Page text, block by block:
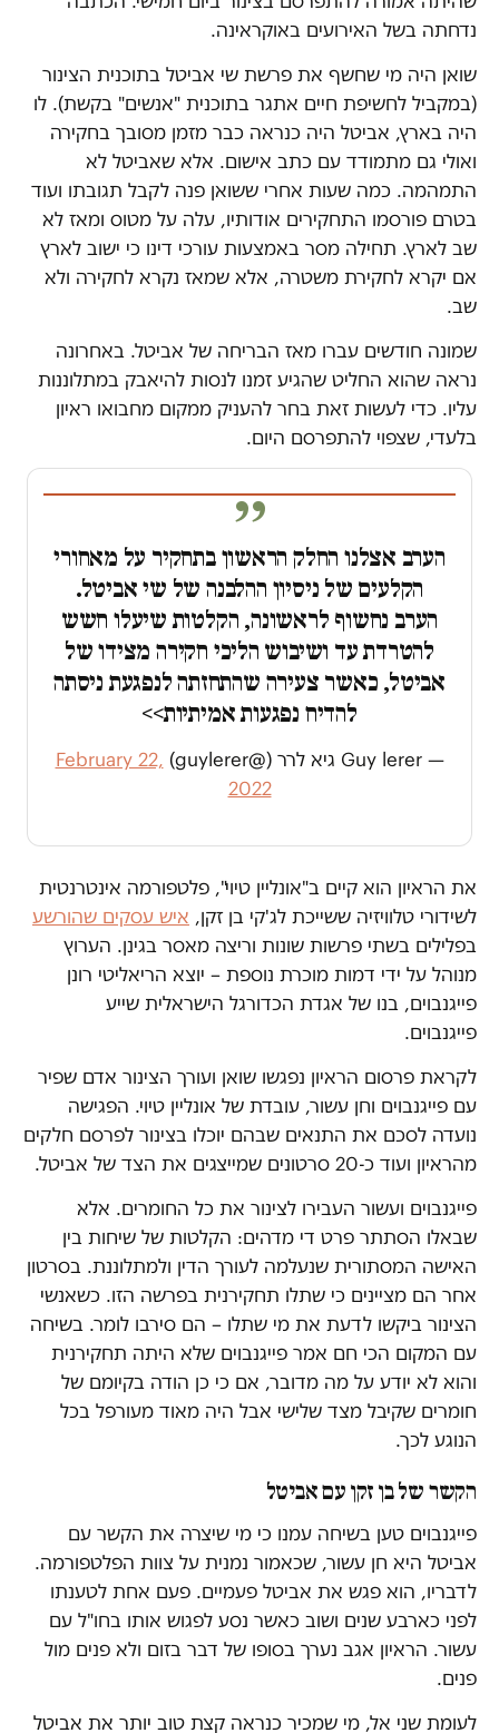
נדחתה בשל האירועים באוקראינה.
שואן היה מי שחשף את פרשת שי אביטל בתוכנית הצינור
(במקביל לחשיפת חיים אתגר בתוכנית "אנשים" בקשת). לו
היה בארץ, אביטל היה כנראה כבר מזמן מסובך בחקירה
ואולי גם מתמודד עם כתב אישום. אלא שאביטל לא
התמהמה. כמה שעות אחרי ששואן פנה לקבל תגובתו ועוד
בטרם פורסמו התחקירים אודותיו, עלה על מטוס ומאז לא
שב לארץ. תחילה מסר באמצעות עורכי דינו כי ישוב לארץ
אם יקרא לחקירת משטרה, אלא שמאז נקרא לחקירה ולא
שב.
שמונה חודשים עברו מאז הבריחה של אביטל. באחרונה
נראה שהוא החליט שהגיע זמנו לנסות להיאבק במתלוננות
עליו. כדי לעשות זאת בחר להעניק ממקום מחבואו ראיון
בלעדי, שצפוי להתפרסם היום.
הערב אצלנו החלק הראשון בתחקיר על מאחורי
הקלעים של ניסיון ההלבנה של שי אביטל.
הערב נחשוף לראשונה, הקלטות שיעלו חשש
להטרדת עד ושיבוש הליכי חקירה מצידו של
אביטל, כאשר צעירה שהתחזתה לנפגעת ניסתה
להדיח נפגעות אמיתיות>>
— Guy lerer גיא לרר (@guylerer)
February 22,
2022
את הראיון הוא קיים ב"אונליין טיוי", פלטפורמה אינטרנטית
לשידורי טלוויזיה ששייכת לג'קי בן זקן, איש עסקים שהורשע
בפלילים בשתי פרשות שונות וריצה מאסר בגינן. הערוץ
מנוהל על ידי דמות מוכרת נוספת – יוצא הריאליטי רונן
פייגנבוים, בנו של אגדת הכדורגל הישראלית שייע
פייגנבוים.
לקראת פרסום הראיון נפגשו שואן ועורך הצינור אדם שפיר
עם פייגנבוים וחן עשור, עובדת של אונליין טיוי. הפגישה
נועדה לסכם את התנאים שבהם יוכלו בצינור לפרסם חלקים
מהראיון ועוד כ-20 סרטונים שמייצגים את הצד של אביטל.
פייגנבוים ועשור העבירו לצינור את כל החומרים. אלא
שבאלו הסתתר פרט די מדהים: הקלטות של שיחות בין
האישה המסתורית שנעלמה לעורך הדין ולמתלוננת. בסרטון
אחר הם מציינים כי שתלו תחקירנית בפרשה הזו. כשאנשי
הצינור ביקשו לדעת את מי שתלו – הם סירבו לומר. בשיחה
עם המקום הכי חם אמר פייגנבוים שלא היתה תחקירנית
והוא לא יודע על מה מדובר, אם כי כן הודה בקיומם של
חומרים שקיבל מצד שלישי אבל היה מאוד מעורפל בכל
הנוגע לכך.
הקשר של בן זקן עם אביטל
פייגנבוים טען בשיחה עמנו כי מי שיצרה את הקשר עם
אביטל היא חן עשור, שכאמור נמנית על צוות הפלטפורמה.
לדבריו, הוא פגש את אביטל פעמיים. פעם אחת לטענתו
לפני כארבע שנים ושוב כאשר נסע לפגוש אותו בחו"ל עם
עשור. הראיון אגב נערך בסופו של דבר בזום ולא פנים מול
פנים.
לעומת שני אל, מי שמכיר כנראה קצת טוב יותר את אביטל